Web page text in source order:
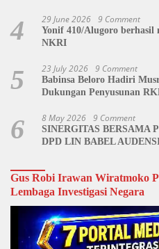
4 29 June 2026 9 Comment
Yonif 410/Alugoro
NKRI
5 23 July 2026 9 Comment
Babinsa Beloro Hadiri
Dukungan Penyusunan
6 8 May 2026 9 Comment
SINERGITAS BERSAMA
DPD LIN BABEL
Gus Robi Irawan Wiratmoko
Lembaga Investigasi Negara
Video
Player